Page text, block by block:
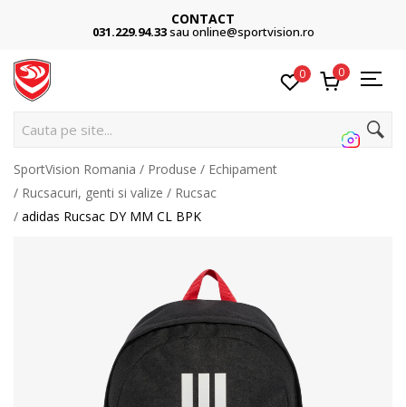
CONTACT
031.229.94.33sau online@sportvision.ro
0 0
Cauta pe site...
SportVision Romania Produse
Echipament
Rucsacuri, genti si valize
Rucsac
adidas Rucsac DY MM CL BPK